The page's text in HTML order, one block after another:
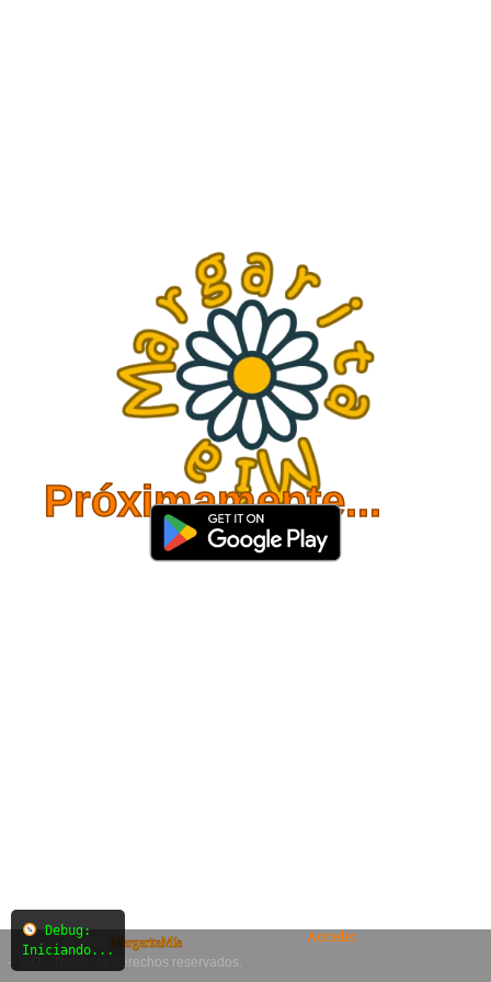
Próximamente...
© 2025
MargaritaMía
– SiO₂. Todos los derechos reservados.
Acceder
Debug:
Iniciando...